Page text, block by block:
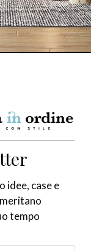
idee, case e
tempo